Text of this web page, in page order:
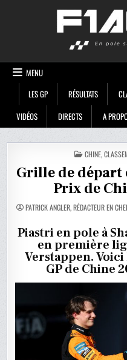
MENU
LES GP
RÉSULTATS
VIDÉOS
DIRECTS A
POSTED
IN
CHINE,
Grille de départ
Prix de
PATRICK ANGLER, RÉDACTEUR EN
Piastri en pole à
en première
Verstappen.
GP de Chine